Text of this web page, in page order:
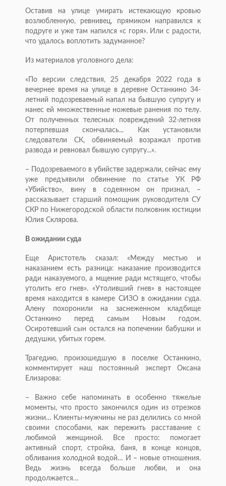
Оставив на улице умирать истекающую кровью
возлюбленную, ревнивец, прямиком направился к
подруге и уже там напился «с горя». Или с радости,
что удалось воплотить задуманное?
Из материалов уголовного дела:
«По версии следствия, 25 декабря 2022 года в
вечернее время на улице в деревне Останкино 34-
летний подозреваемый напал на бывшую супругу и
нанес ей множественные ножевые ранения по телу.
От полученных телесных повреждений 32-летняя
потерпевшая скончалась... Как установили
следователи СК, обвиняемый возражал против
развода и ревновал бывшую супругу...».
– Подозреваемого в убийстве задержали, сейчас ему
уже предъявили обвинение по статье УК РФ
«Убийство», вину в содеянном он признал, –
рассказывает старший помощник руководителя СУ
СКР по Нижегородской области полковник юстиции
Юлия Склярова.
В ожидании суда
Еще Аристотель сказал: «Между местью и
наказанием есть разница: наказание производится
ради наказуемого, а мщение ради мстящего, чтобы
утолить его гнев». «Утоливший гнев» в настоящее
время находится в камере СИЗО в ожидании суда.
Алену похоронили на заснеженном кладбище
Останкино перед самым Новым годом.
Осиротевший сын остался на попечении бабушки и
дедушки, убитых горем.
Трагедию, произошедшую в поселке Останкино,
комментирует наш постоянный эксперт Оксана
Елизарова:
– Важно себе напоминать в особенно тяжелые
моменты, что просто закончился один из отрезков
жизни… Клиенты-мужчины не раз делились со мной
своими способами, как пережить расставание с
любимой женщиной. Все просто: помогает
активный спорт, стройка, баня, в конце концов,
обливания холодной водой… И – новые отношения.
Ведь жизнь всегда больше любви, и она
продолжается…